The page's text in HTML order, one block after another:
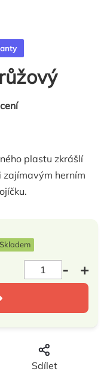
plastu zkrášlí
zajímavým herním
Sdílet
Skladem